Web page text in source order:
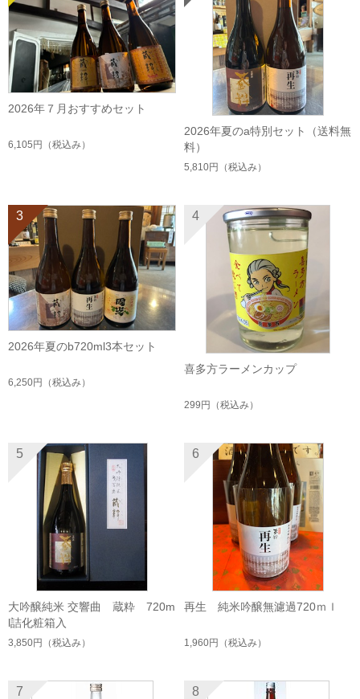
2026年７月おすすめセット
6,105円 （税込み）
2026年夏のa特別セット（送料無
料）
5,810円 （税込み）
3
2026年夏のb720ml3本セット
6,250円 （税込み）
4
喜多方ラーメンカップ
299円 （税込み）
5
大吟醸純米 交響曲 蔵粋 720m
l詰化粧箱入
3,850円 （税込み）
6
再生 純米吟醸無濾過720ｍｌ
1,960円 （税込み）
7 8